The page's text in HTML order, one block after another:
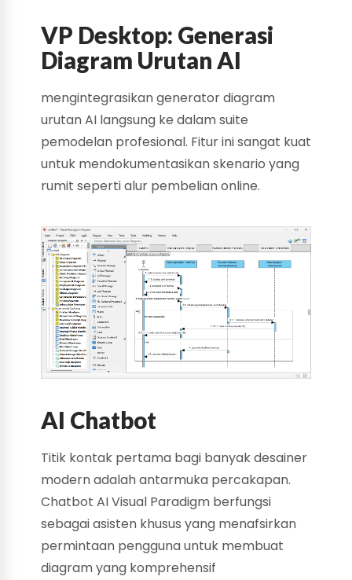
VP Desktop: Generasi
Diagram Urutan AI
mengintegrasikan generator diagram
urutan AI langsung ke dalam suite
pemodelan profesional. Fitur ini sangat kuat
untuk mendokumentasikan skenario yang
rumit seperti alur pembelian online.
AI Chatbot
Titik kontak pertama bagi banyak desainer
modern adalah antarmuka percakapan.
Chatbot AI Visual Paradigm berfungsi
sebagai asisten khusus yang menafsirkan
permintaan pengguna untuk membuat
diagram yang komprehensif